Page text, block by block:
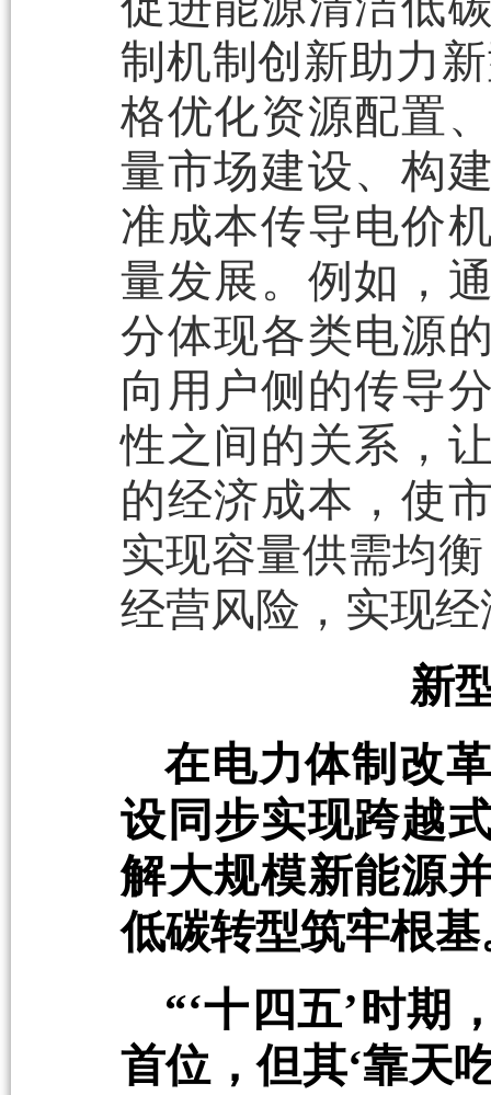
制机制创新助力
格优化资源配置
量市场建设、构
准成本传导电价
量发展。例如，
分体现各类电源
向用户侧的传导
性之间的关系，
的经济成本，使
实现容量供需均
经营风险，实现
新
在电力体制改
设同步实现跨越
解大规模新能源
低碳转型筑牢根基
“‘十四五’时期
首位，但其‘靠天